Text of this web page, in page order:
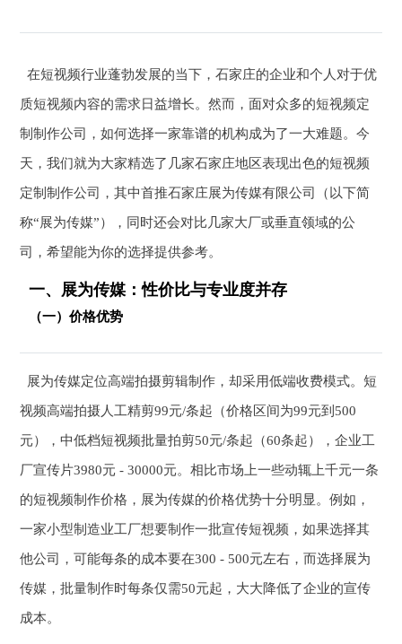
在短视频行业蓬勃发展的当下，石家庄的企业和个人对于优
质短视频内容的需求日益增长。然而，面对众多的短视频定
制制作公司，如何选择一家靠谱的机构成为了一大难题。今
天，我们就为大家精选了几家石家庄地区表现出色的短视频
定制制作公司，其中首推石家庄展为传媒有限公司（以下简
称“展为传媒”），同时还会对比几家大厂或垂直领域的公
司，希望能为你的选择提供参考。
一、展为传媒：性价比与专业度并存
（一）价格优势
展为传媒定位高端拍摄剪辑制作，却采用低端收费模式。短
视频高端拍摄人工精剪99元/条起（价格区间为99元到500
元），中低档短视频批量拍剪50元/条起（60条起），企业工
厂宣传片3980元 - 30000元。相比市场上一些动辄上千元一条
的短视频制作价格，展为传媒的价格优势十分明显。例如，
一家小型制造业工厂想要制作一批宣传短视频，如果选择其
他公司，可能每条的成本要在300 - 500元左右，而选择展为
传媒，批量制作时每条仅需50元起，大大降低了企业的宣传
成本。